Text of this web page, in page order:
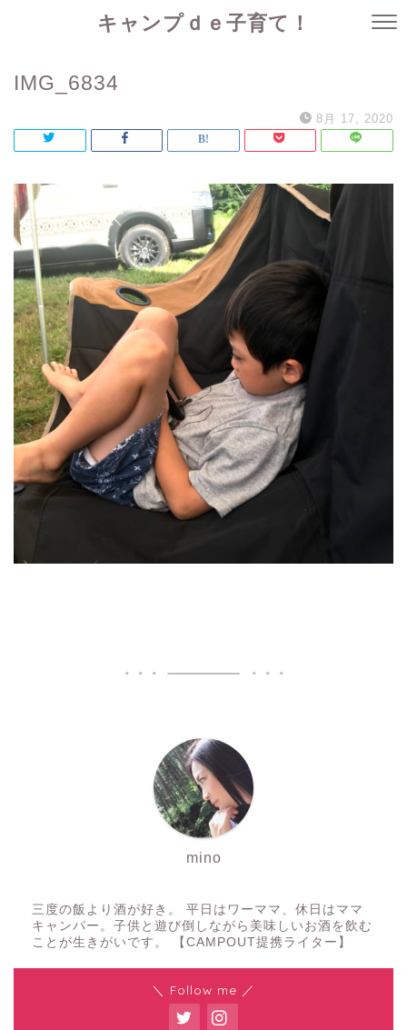
キャンプｄｅ子育て！
IMG_6834
8月 17, 2020
mino
三度の飯より酒が好き。 平日はワーママ、休日はママ
キャンパー。子供と遊び倒しながら美味しいお酒を飲む
ことが生きがいです。 【CAMPOUT提携ライター】
＼ Follow me ／